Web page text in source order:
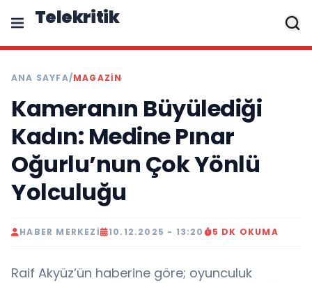
Telekritik
ANA SAYFA/MAGAZIN
Kameranın Büyülediği
Kadın: Medine Pınar
Oğurlu’nun Çok Yönlü
Yolculuğu
HABER MERKEZI 10.12.2025 - 13:20 5 DK OKUMA
Raif Akyüz’ün haberine göre; oyunculuk